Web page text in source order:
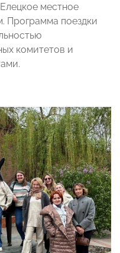
местное
Программа поездки
комитетов и